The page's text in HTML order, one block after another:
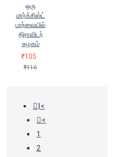
ஒரு
மார்க்சிஸ்ட்
பார்வையில்
திராவிடர்
கழகம்
₹105
₹110
|<
<
1
2